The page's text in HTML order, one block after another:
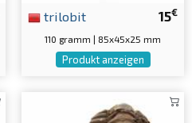
15€
trilobit
110 gramm | 85x45x25 mm
Produkt anzeigen